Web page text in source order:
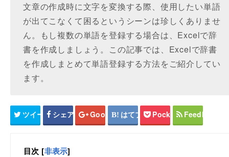
文章の作成時に文字を変換する際、使用したい単語
が出てこなくて困るというシーンは珍しくありませ
ん。もし複数の単語を登録する場合は、Excelで辞
書を作成しましょう。この記事では、Excelで辞書
を作成しまとめて単語登録する方法をご紹介してい
ます。
ツイート シェア Google+ はてブ Pocket Feedly
目次 [非表示]